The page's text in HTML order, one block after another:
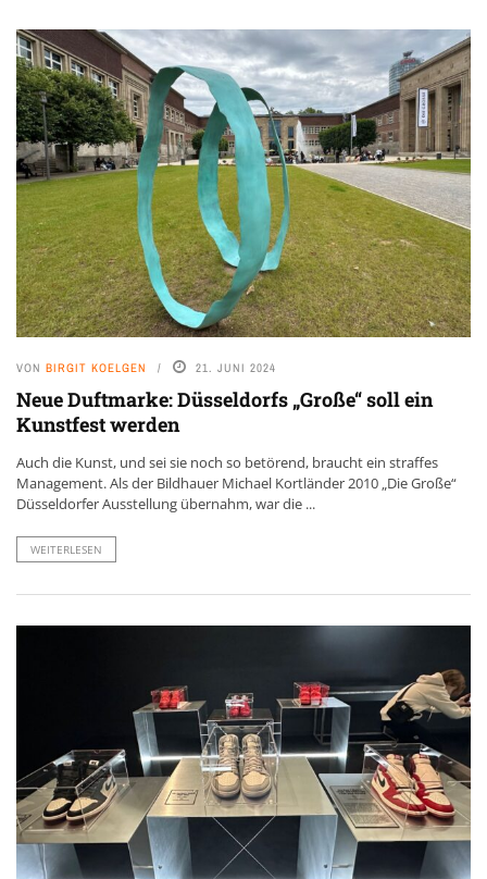
VON BIRGIT KOELGEN 21. JUNI 2024
Neue Duftmarke: Düsseldorfs „Große“ soll ein
Kunstfest werden
Auch die Kunst, und sei sie noch so betörend, braucht ein straffes
Management. Als der Bildhauer Michael Kortländer 2010 „Die Große“
Düsseldorfer Ausstellung übernahm, war die ...
WEITERLESEN